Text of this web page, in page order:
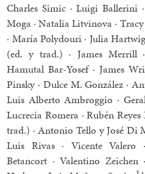
Charles Simic · Luigi Ballerini
Moga · Natalia Litvinova ·
· María Polydouri · Julia
(ed. y trad.) · James Merrill
Hamutal Bar-Yosef · James
Pinsky · Dulce M. González ·
Luis Alberto Ambroggio ·
Lucrecia Romera · Rubén
trad.) · Antonio Tello y José Di
Luis Rivas · Vicente Valero
Betancort · Valentino Zeichen